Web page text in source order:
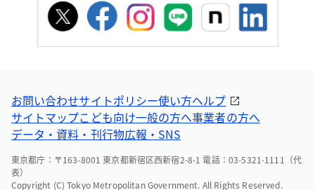
お問い合わせサイトポリシー使い方ヘルプ
サイトマップこども向け一般の方へ事業者の方へ
データ・資料・刊行物広報・SNS
東京都庁：〒163-8001 東京都新宿区西新宿2-8-1 電話：03-5321-1111（代
表）
Copyright (C) Tokyo Metropolitan Government. All Rights Reserved.